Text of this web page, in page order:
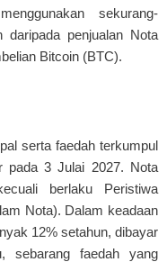
sekurang-
daripada penjualan Nota
Bitcoin (BTC).
serta faedah terkumpul
pada 3 Julai 2027. Nota
berlaku Peristiwa
Nota). Dalam keadaan
12% setahun, dibayar
sebarang faedah yang